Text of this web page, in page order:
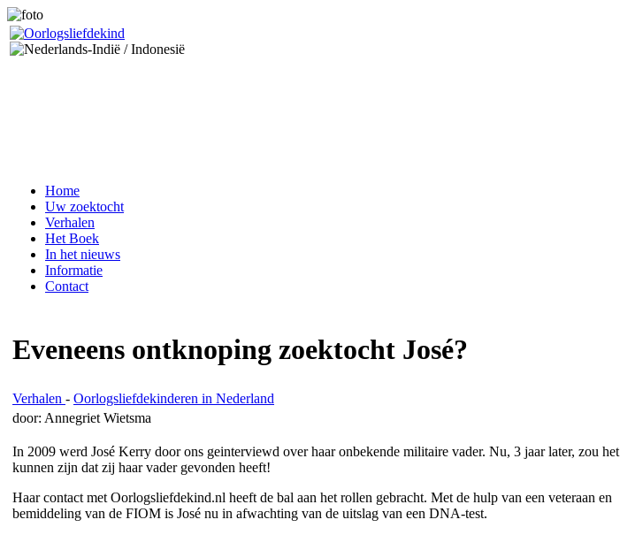
Home
Uw zoektocht
Verhalen
Het Boek
In het nieuws
Informatie
Contact
Eveneens ontknoping zoektocht José?
Verhalen - Oorlogsliefdekinderen in Nederland
door: Annegriet Wietsma
In 2009 werd José Kerry door ons geinterviewd over haar onbekende militaire vader. Nu, 3 jaar later, zou het
kunnen zijn dat zij haar vader gevonden heeft!
Haar contact met Oorlogsliefdekind.nl heeft de bal aan het rollen gebracht. Met de hulp van een veteraan en
bemiddeling van de FIOM is José nu in afwachting van de uitslag van een DNA-test.